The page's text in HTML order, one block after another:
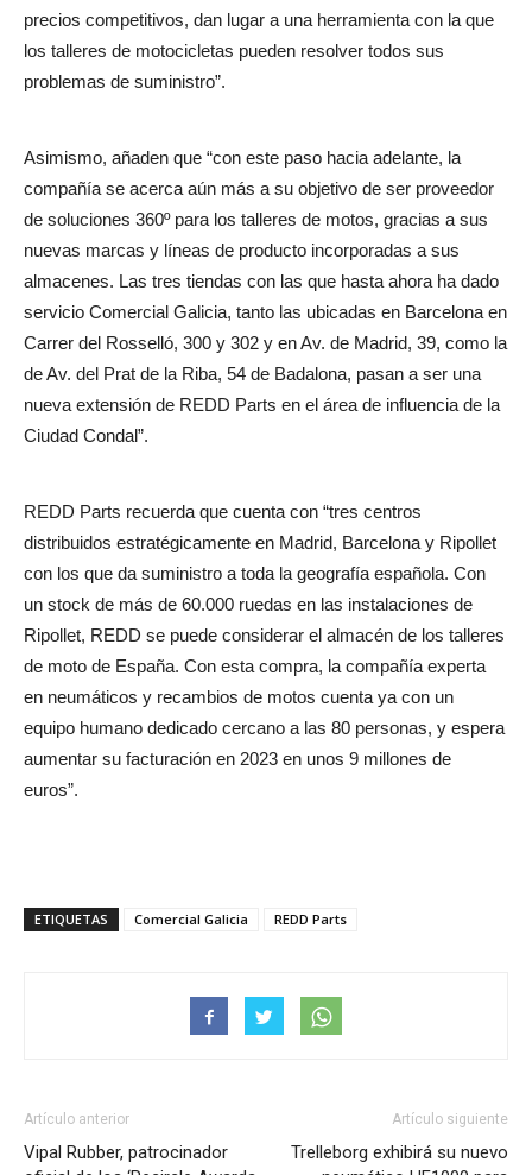
precios competitivos, dan lugar a una herramienta con la que
los talleres de motocicletas pueden resolver todos sus
problemas de suministro”.
Asimismo, añaden que “con este paso hacia adelante, la
compañía se acerca aún más a su objetivo de ser proveedor
de soluciones 360º para los talleres de motos, gracias a sus
nuevas marcas y líneas de producto incorporadas a sus
almacenes. Las tres tiendas con las que hasta ahora ha dado
servicio Comercial Galicia, tanto las ubicadas en Barcelona en
Carrer del Rosselló, 300 y 302 y en Av. de Madrid, 39, como la
de Av. del Prat de la Riba, 54 de Badalona, pasan a ser una
nueva extensión de REDD Parts en el área de influencia de la
Ciudad Condal”.
REDD Parts recuerda que cuenta con “tres centros
distribuidos estratégicamente en Madrid, Barcelona y Ripollet
con los que da suministro a toda la geografía española. Con
un stock de más de 60.000 ruedas en las instalaciones de
Ripollet, REDD se puede considerar el almacén de los talleres
de moto de España. Con esta compra, la compañía experta
en neumáticos y recambios de motos cuenta ya con un
equipo humano dedicado cercano a las 80 personas, y espera
aumentar su facturación en 2023 en unos 9 millones de
euros”.
ETIQUETAS Comercial Galicia REDD Parts
Artículo anterior
Vipal Rubber, patrocinador
Artículo siguiente
Trelleborg exhibirá su nuevo